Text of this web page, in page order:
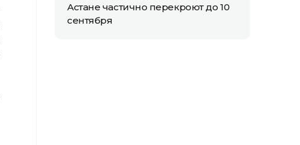
Астане частично перекроют до 10
сентября